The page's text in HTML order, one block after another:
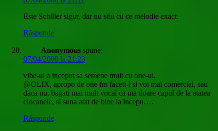
Este Schiller sigur, dar nu stiu cu ce melodie exact.
Răspunde
Anonymous spune:
07/04/2008 la 21:23
vibe-ul a inceput sa semene mult cu one-ul.
@OLIX, apropo de one fm faceti-l si voi mai comercial, sau
daca nu, bagati mai mult vocal ca ma doare capul de la atatea
ciocanele, si suna atat de bine la incepu….
Răspunde